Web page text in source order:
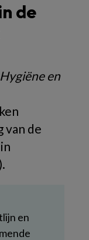
de
Hygiëne en
van de
en